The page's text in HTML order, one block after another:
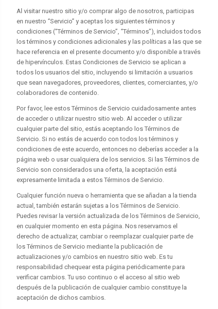
Al visitar nuestro sitio y/o comprar algo de nosotros, participas
en nuestro “Servicio” y aceptas los siguientes términos y
condiciones (“Términos de Servicio”, “Términos”), incluidos todos
los términos y condiciones adicionales y las políticas a las que se
hace referencia en el presente documento y/o disponible a través
de hipervínculos. Estas Condiciones de Servicio se aplican a
todos los usuarios del sitio, incluyendo si limitación a usuarios
que sean navegadores, proveedores, clientes, comerciantes, y/o
colaboradores de contenido.
Por favor, lee estos Términos de Servicio cuidadosamente antes
de acceder o utilizar nuestro sitio web. Al acceder o utilizar
cualquier parte del sitio, estás aceptando los Términos de
Servicio. Si no estás de acuerdo con todos los términos y
condiciones de este acuerdo, entonces no deberías acceder a la
página web o usar cualquiera de los servicios. Si las Términos de
Servicio son considerados una oferta, la aceptación está
expresamente limitada a estos Términos de Servicio.
Cualquier función nueva o herramienta que se añadan a la tienda
actual, también estarán sujetas a los Términos de Servicio.
Puedes revisar la versión actualizada de los Términos de Servicio,
en cualquier momento en esta página. Nos reservamos el
derecho de actualizar, cambiar o reemplazar cualquier parte de
los Términos de Servicio mediante la publicación de
actualizaciones y/o cambios en nuestro sitio web. Es tu
responsabilidad chequear esta página periódicamente para
verificar cambios. Tu uso continuo o el acceso al sitio web
después de la publicación de cualquier cambio constituye la
aceptación de dichos cambios.